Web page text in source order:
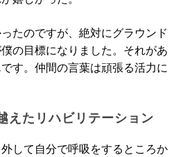
たのですが、絶対にグラウンド
の目標になりました。それがあ
す。仲間の言葉は頑張る活力に
えたリハビリテーション
して自分で呼吸をするところか